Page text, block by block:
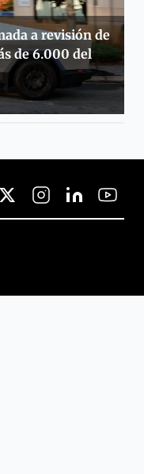
a revisión de
de 6.000 del